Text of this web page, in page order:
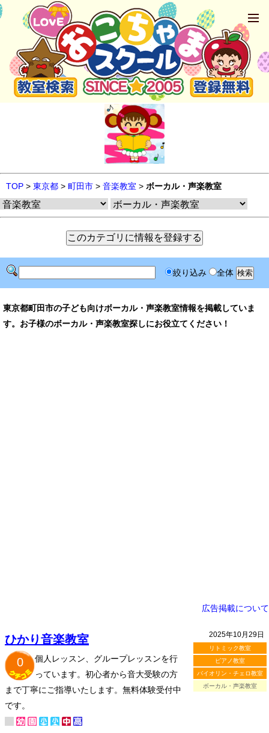
TOP > 東京都 > 町田市 > 音楽教室 > ボーカル・声楽教室
絞り込み 全体
東京都町田市の子ども向けボーカル・声楽教室情報を掲載していま
す。お子様のボーカル・声楽教室探しにお役立てください！
広告掲載について
2025年10月29日
リトミック教室
ピアノ教室
バイオリン・チェロ教室
ボーカル・声楽教室
ひかり音楽教室
0
個人レッスン、グループレッスンを行
っています。初心者から音大受験の方
まで丁寧にご指導いたします。無料体験受付中
です。